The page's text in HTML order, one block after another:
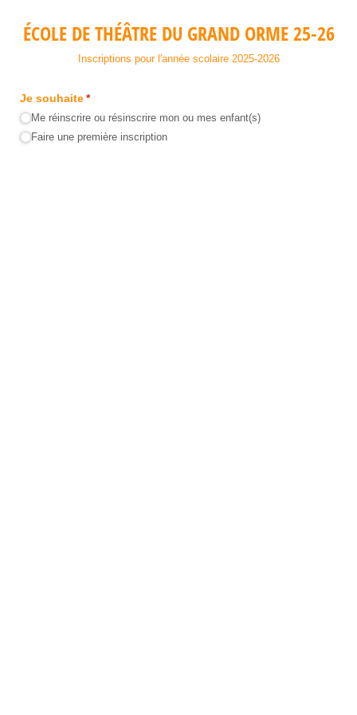
ÉCOLE DE THÉÂTRE DU GRAND ORME 25-26
Inscriptions pour l'année scolaire 2025-2026
Je souhaite*
(requis)
Me réinscrire ou résinscrire mon ou mes enfant(s)
Faire une première inscription